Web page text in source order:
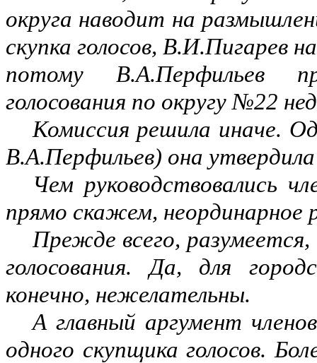
округа наводит на
скупка голосов, В.И.Пигарев
потому В.А.Перфильев
голосования по округу №22
Комиссия решила иначе.
В.А.Перфильев) она
Чем руководствовались
прямо скажем, неординарное
Прежде всего,
голосования. Да, для
конечно, нежелательны.
А главный аргумент
одного скупщика голосов.